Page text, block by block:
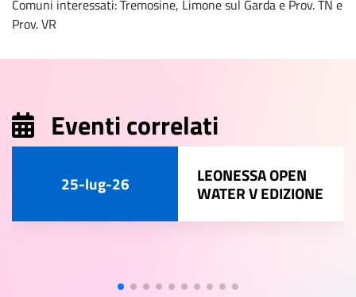
Comuni interessati: Tremosine, Limone sul Garda e Prov. TN e
Prov. VR
Eventi correlati
25-lug-26 LEONESSA OPEN
WATER V EDIZIONE